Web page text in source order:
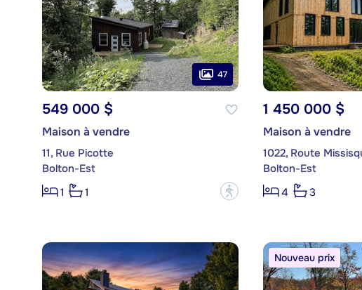
47
549 000 $
Maison à vendre
11, Rue Picotte
Bolton-Est
1
1 ?
1 450 000 $
Maison à vendre
1022, Route
Bolton-Est
4
3
Nouveau prix